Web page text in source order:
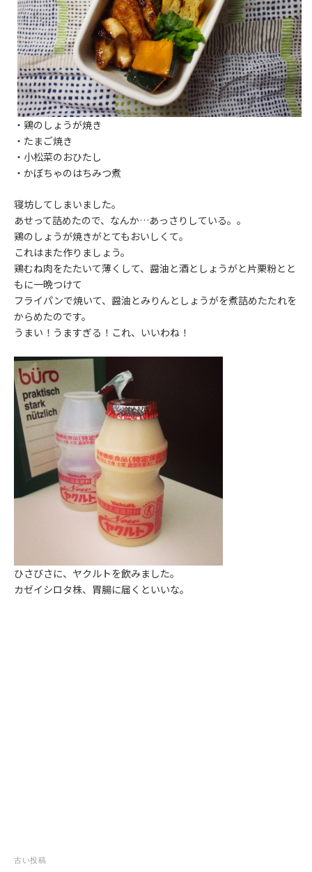
・鶏のしょうが焼き
・たまご焼き
・小松菜のおひたし
・かぼちゃのはちみつ煮
寝坊してしまいました。
あせって詰めたので、なんか…あっさりしている。。
鶏のしょうが焼きがとてもおいしくて。
これはまた作りましょう。
鶏むね肉をたたいて薄くして、醤油と酒としょうがと片栗粉とと
もに一晩つけて
フライパンで焼いて、醤油とみりんとしょうがを煮詰めたたれを
からめたのです。
うまい！うますぎる！これ、いいわね！
ひさびさに、ヤクルトを飲みました。
カゼイシロタ株、胃腸に届くといいな。
投
古い投稿